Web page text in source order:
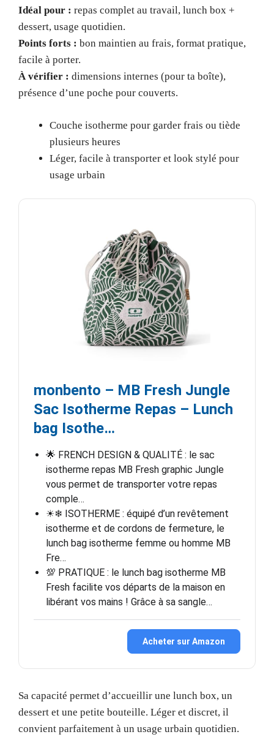
Idéal pour : repas complet au travail, lunch box +
dessert, usage quotidien.
Points forts : bon maintien au frais, format pratique,
facile à porter.
À vérifier : dimensions internes (pour ta boîte),
présence d’une poche pour couverts.
Couche isotherme pour garder frais ou tiède
plusieurs heures
Léger, facile à transporter et look stylé pour
usage urbain
monbento – MB Fresh Jungle
Sac Isotherme Repas – Lunch
bag Isothe…
🌟 FRENCH DESIGN & QUALITÉ : le sac
isotherme repas MB Fresh graphic Jungle
vous permet de transporter votre repas
comple…
☀❄ ISOTHERME : équipé d’un revêtement
isotherme et de cordons de fermeture, le
lunch bag isotherme femme ou homme MB
Fre…
💯 PRATIQUE : le lunch bag isotherme MB
Fresh facilite vos départs de la maison en
libérant vos mains ! Grâce à sa sangle…
Acheter sur Amazon
Sa capacité permet d’accueillir une lunch box, un
dessert et une petite bouteille. Léger et discret, il
convient parfaitement à un usage urbain quotidien.